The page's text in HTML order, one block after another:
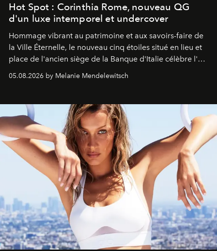
Hot Spot : Corinthia Rome, nouveau QG
d'un luxe intemporel et undercover
Hommage vibrant au patrimoine et aux savoirs-faire de
la Ville Éternelle, le nouveau cinq étoiles situé en lieu et
place de l'ancien siège de la Banque d'Italie célèbre l'art
05.08.2026 by Melanie Mendelewitsch